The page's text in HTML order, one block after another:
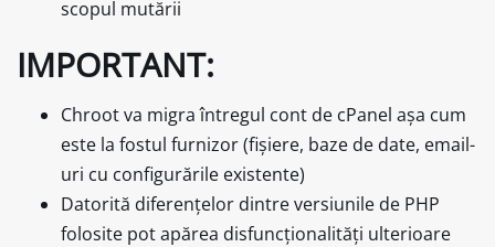
scopul mutării
IMPORTANT:
Chroot va migra întregul cont de cPanel așa cum
este la fostul furnizor (fișiere, baze de date, email-
uri cu configurările existente)
Datorită diferențelor dintre versiunile de PHP
folosite pot apărea disfuncționalități ulterioare